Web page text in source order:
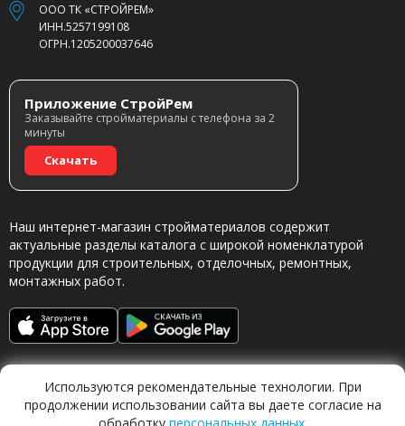
ООО ТК «СТРОЙРЕМ»
ИНН.5257199108
ОГРН.1205200037646
Приложение СтройРем
Заказывайте стройматериалы с телефона за 2
минуты
Скачать
Наш интернет-магазин стройматериалов содержит
актуальные разделы каталога с широкой номенклатурой
продукции для строительных, отделочных, ремонтных,
монтажных работ.
Используются рекомендательные технологии. При
продолжении использовании сайта вы даете согласие на